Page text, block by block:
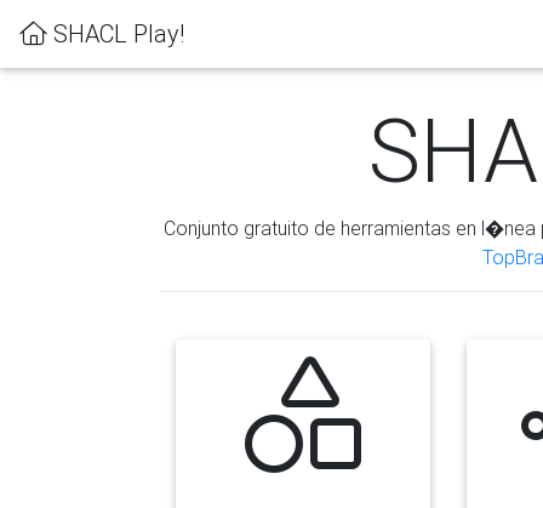
SHACL Play!
Conjunto gratuito de herramientas en